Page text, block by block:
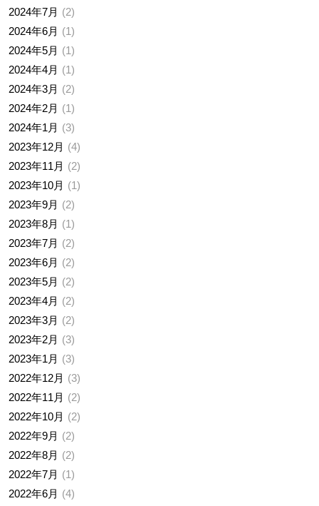
2024年7月
2
2024年6月
1
2024年5月
1
2024年4月
1
2024年3月
2
2024年2月
1
2024年1月
3
2023年12月
4
2023年11月
2
2023年10月
1
2023年9月
2
2023年8月
1
2023年7月
2
2023年6月
2
2023年5月
2
2023年4月
2
2023年3月
2
2023年2月
3
2023年1月
3
2022年12月
3
2022年11月
2
2022年10月
2
2022年9月
2
2022年8月
2
2022年7月
1
2022年6月
4